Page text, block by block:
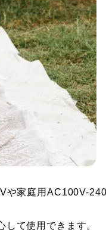
や家庭用AC100V-
て使用できます。